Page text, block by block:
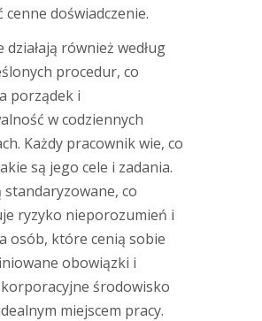
cenne doświadczenie.
działają również według
procedur, co
porządek i
w codziennych
Każdy pracownik wie, co
są jego cele i zadania.
standaryzowane, co
ryzyko nieporozumień i
osób, które cenią sobie
obowiązki i
środowisko
miejscem pracy.